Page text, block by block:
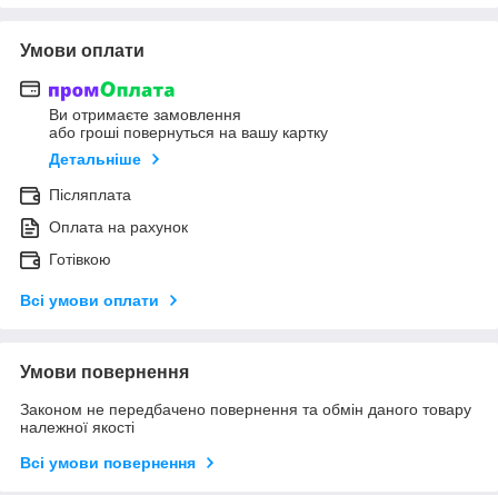
Умови оплати
Ви отримаєте замовлення
або гроші повернуться на вашу картку
Детальніше
Післяплата
Оплата на рахунок
Готівкою
Всі умови оплати
Умови повернення
Законом не передбачено повернення та обмін даного товару
належної якості
Всі умови повернення